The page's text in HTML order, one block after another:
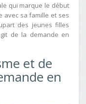
qui marque le début
avec sa famille et ses
des jeunes filles
de la demande en
et de
en